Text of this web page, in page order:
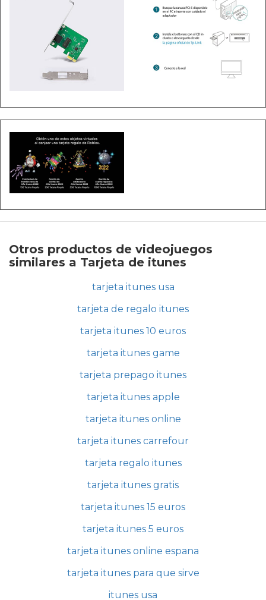
Otros productos de videojuegos
similares a Tarjeta de itunes
tarjeta itunes usa
tarjeta de regalo itunes
tarjeta itunes 10 euros
tarjeta itunes game
tarjeta prepago itunes
tarjeta itunes apple
tarjeta itunes online
tarjeta itunes carrefour
tarjeta regalo itunes
tarjeta itunes gratis
tarjeta itunes 15 euros
tarjeta itunes 5 euros
tarjeta itunes online espana
tarjeta itunes para que sirve
itunes usa